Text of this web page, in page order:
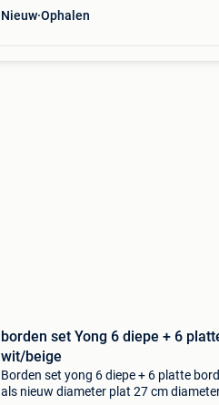
Nieuw Ophalen
borden set Yong 6 diepe + 6
wit/beige
Borden set yong 6 diepe + 6 platte
als nieuw diameter plat 27 cm